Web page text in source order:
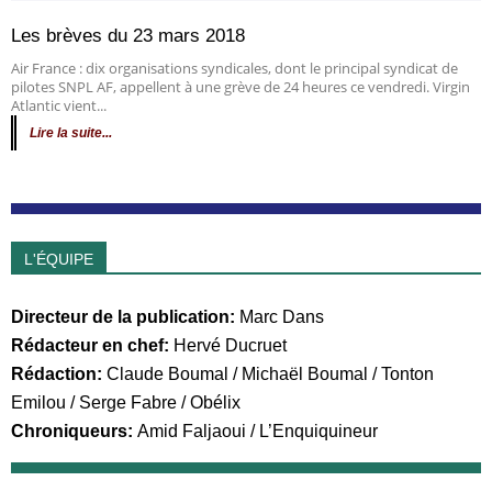
Les brèves du 23 mars 2018
Air France : dix organisations syndicales, dont le principal syndicat de
pilotes SNPL AF, appellent à une grève de 24 heures ce vendredi. Virgin
Atlantic vient...
Lire la suite...
L'ÉQUIPE
Directeur de la publication: Marc Dans
Rédacteur en chef: Hervé Ducruet
Rédaction: Claude Boumal / Michaël Boumal / Tonton
Emilou / Serge Fabre /Obélix
Chroniqueurs: Amid Faljaoui / L’Enquiquineur